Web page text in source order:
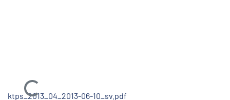
ktps_2013_04_2013-06-10_sv.pdf